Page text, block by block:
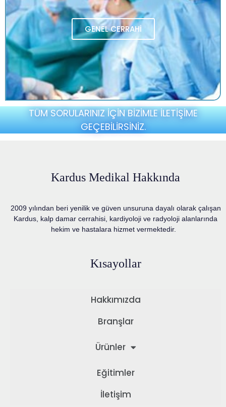
GENEL CERRAHİ
TÜM SORULARINIZ İÇİN BİZİMLE İLETİŞİME
GEÇEBİLİRSİNİZ.
Kardus Medikal Hakkında
2009 yılından beri yenilik ve güven unsuruna dayalı olarak çalışan
Kardus, kalp damar cerrahisi, kardiyoloji ve radyoloji alanlarında
hekim ve hastalara hizmet vermektedir.
Kısayollar
Hakkımızda
Branşlar
Ürünler
Eğitimler
İletişim